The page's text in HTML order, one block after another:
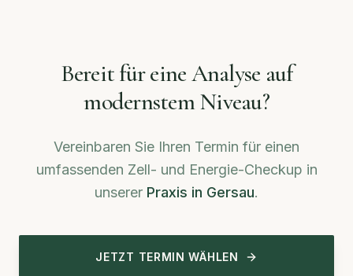
Bereit für eine Analyse auf
modernstem Niveau?
Vereinbaren Sie Ihren Termin für einen
umfassenden Zell- und Energie-Checkup in
unserer Praxis in Gersau.
JETZT TERMIN WÄHLEN